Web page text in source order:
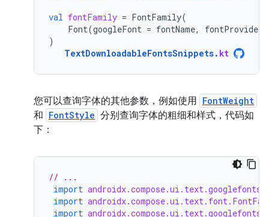
val fontFamily = FontFamily(
Font(googleFont = fontName, fontProvider
)
TextDownloadableFontsSnippets. kt
您可以查询字体的其他参数，例如使用 FontWeight
和 FontStyle 分别查询字体的粗细和样式，代码如
下：
// ...
import
import
import